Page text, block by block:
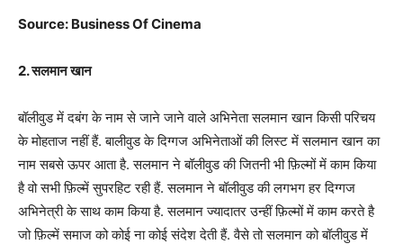
Source: Business Of Cinema
2. सलमान खान
बॉलीवुड में दबंग के नाम से जाने जाने वाले अभिनेता सलमान खान किसी परिचय
के मोहताज नहीं हैं. बालीवुड के दिग्गज अभिनेताओं की लिस्ट में सलमान खान का
नाम सबसे ऊपर आता है. सलमान ने बॉलीवुड की जितनी भी फ़िल्मों में काम किया
है वो सभी फ़िल्में सुपरहिट रही हैं. सलमान ने बॉलीवुड की लगभग हर दिग्गज
अभिनेत्री के साथ काम किया है. सलमान ज्यादातर उन्हीं फ़िल्मों में काम करते है
जो फ़िल्में समाज को कोई ना कोई संदेश देती हैं. वैसे तो सलमान को बॉलीवुड में